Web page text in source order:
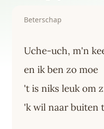
Beterschap
Uche-uch, m'n
en ik ben zo moe
't is niks leuk om
'k wil naar buiten